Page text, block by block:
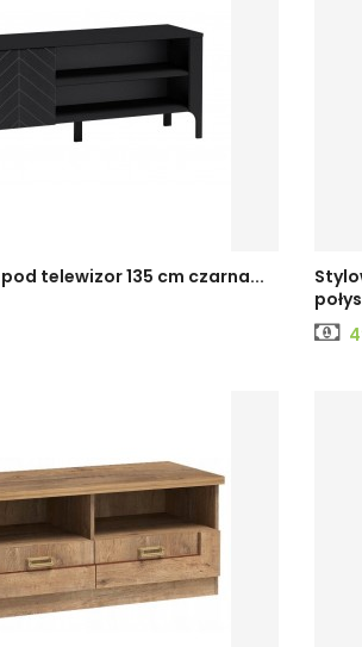
CASHMERE
Czarny
telewizor 135 cm czarna...